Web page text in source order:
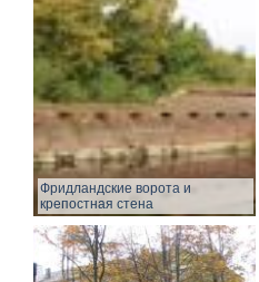
Фридландские ворота и
крепостная стена